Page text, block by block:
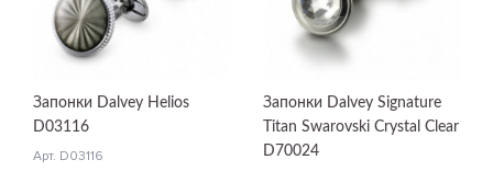
Запонки Dalvey Helios
D03116
Арт. D03116
Запонки Dalvey Signature
Titan Swarovski Crystal Clear
D70024